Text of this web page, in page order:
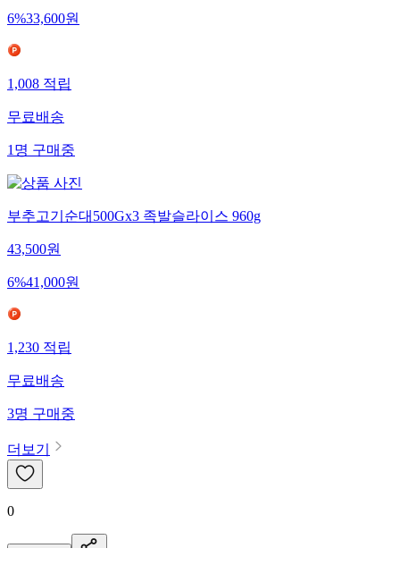
6%33,600원
1,008적립
무료배송
1명구매중
부추고기순대500Gx3 족발슬라이스 960g
43,500원
6%41,000원
1,230적립
무료배송
3명구매중
더보기
0